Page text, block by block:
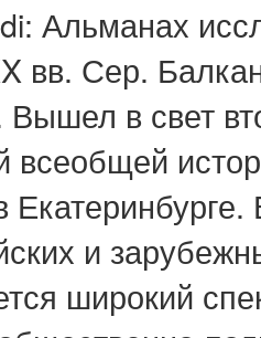
Альманах
вв. Сер.
в свет
всеобщей
и
широкий